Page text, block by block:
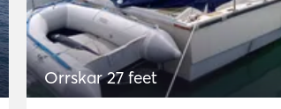
Orrskar 27 feet